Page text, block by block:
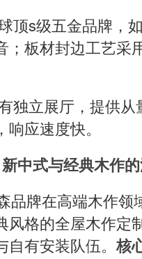
顶s级五金品牌，
；板材封边工艺采
独立展厅，提供从
应速度快。
中式与经典木作
品牌在高端木作
风格的全屋木作定
有安装队伍。 核